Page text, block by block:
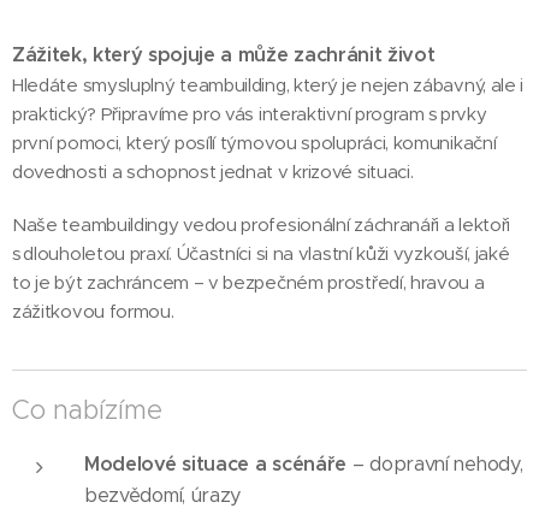
Zážitek, který spojuje a může zachránit život
Hledáte smysluplný teambuilding, který je nejen zábavný, ale i
praktický? Připravíme pro vás interaktivní program s prvky
první pomoci, který posílí týmovou spolupráci, komunikační
dovednosti a schopnost jednat v krizové situaci.
Naše teambuildingy vedou profesionální záchranáři a lektoři
s dlouholetou praxí. Účastníci si na vlastní kůži vyzkouší, jaké
to je být zachráncem – v bezpečném prostředí, hravou a
zážitkovou formou.
Co nabízíme
Modelové situace a scénáře – dopravní nehody,
bezvědomí, úrazy